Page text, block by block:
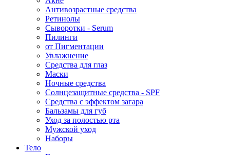
Антивозрастные средства
Ретинолы
Сыворотки - Serum
Пилинги
от Пигментации
Увлажнение
Средства для глаз
Маски
Ночные средства
Солнцезащитные средства - SPF
Средства c эффектом загара
Бальзамы для губ
Уход за полостью рта
Мужской уход
Наборы
Тело